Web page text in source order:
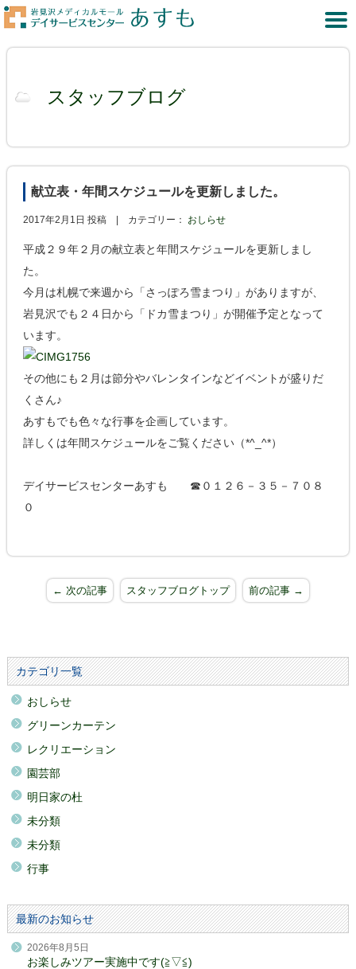
スタッフブログ
献立表・年間スケジュールを更新しました。
2017年2月1日 投稿 | カテゴリー： おしらせ
平成２９年２月の献立表と年間スケジュールを更新しまし
た。
今月は札幌で来週から「さっぽろ雪まつり」がありますが、
岩見沢でも２４日から「ドカ雪まつり」が開催予定となって
います。
その他にも２月は節分やバレンタインなどイベントが盛りだ
くさん♪
あすもでも色々な行事を企画しています。
詳しくは年間スケジュールをご覧ください（*^_^*）
デイサービスセンターあすも ☎０１２６－３５－７０８
０
← 次の記事 スタッフブログトップ 前の記事 →
カテゴリ一覧
おしらせ
グリーンカーテン
レクリエーション
園芸部
明日家の杜
未分類
未分類
行事
最新のお知らせ
2026年8月5日
お楽しみツアー実施中です(≧▽≦)